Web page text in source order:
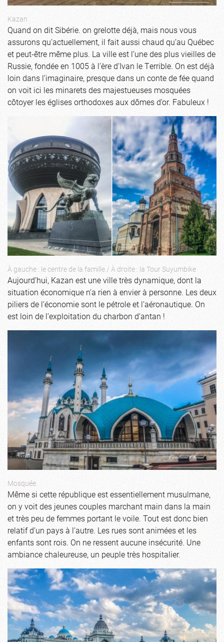
Kazan
Quand on dit Sibérie. on grelotte déjà, mais nous vous
assurons qu’actuellement, il fait aussi chaud qu’au Québec
et peut-être même plus. La ville est l’une des plus vieilles de
Russie, fondée en 1005 à l’ère d’Ivan le Terrible. On est déjà
loin dans l’imaginaire, presque dans un conte de fée quand
on voit ici les minarets des majestueuses mosquées
côtoyer les églises orthodoxes aux dômes d’or. Fabuleux !
À gauche : le centre de la famille / À droite : la Tour Suyumbike
Aujourd’hui, Kazan est une ville très dynamique, dont la
situation économique n’a rien à envier à personne. Les deux
piliers de l’économie sont le pétrole et l’aéronautique. On
est loin de l’exploitation du charbon d’antan !
Mosquée
Même si cette république est essentiellement musulmane,
on y voit des jeunes couples marchant main dans la main
et très peu de femmes portant le voile. Tout est donc bien
relatif d’un pays à l’autre. Les rues sont animées et les
enfants sont rois. On ne ressent aucune insécurité. Une
ambiance chaleureuse, un peuple très hospitalier.